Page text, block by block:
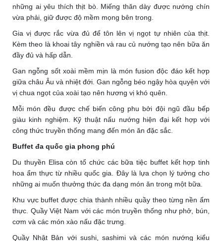
những ai yêu thích thịt bò. Miếng thăn dày được nướng chín
vừa phải, giữ được độ mềm mọng bên trong.
Gia vị được rắc vừa đủ để tôn lên vị ngọt tự nhiên của thịt.
Kèm theo là khoai tây nghiền và rau củ nướng tạo nên bữa ăn
đầy đủ và hấp dẫn.
Gan ngỗng sốt xoài mềm mịn là món fusion độc đáo kết hợp
giữa châu Âu và nhiệt đới. Gan ngỗng béo ngậy hòa quyện với
vị chua ngọt của xoài tạo nên hương vị khó quên.
Mỗi món đều được chế biến công phu bởi đội ngũ đầu bếp
giàu kinh nghiệm. Kỹ thuật nấu nướng hiện đại kết hợp với
công thức truyền thống mang đến món ăn đặc sắc.
Buffet đa quốc gia phong phú
Du thuyền Elisa còn tổ chức các bữa tiệc buffet kết hợp tinh
hoa ẩm thực từ nhiều quốc gia. Đây là lựa chọn lý tưởng cho
những ai muốn thưởng thức đa dạng món ăn trong một bữa.
Khu vực buffet được chia thành nhiều quầy theo từng nền ẩm
thực. Quầy Việt Nam với các món truyền thống như phở, bún,
cơm và các món xào nấu đặc trưng.
Quầy Nhật Bản với sushi, sashimi và các món nướng kiểu